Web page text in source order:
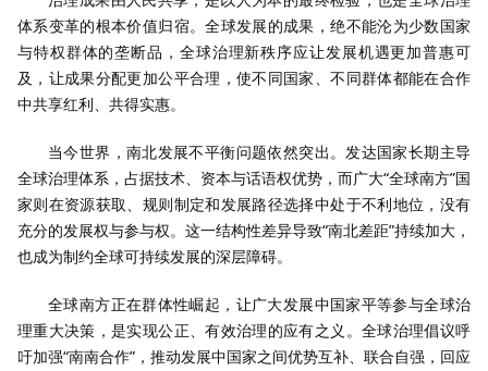
体系变革的根本价值归宿。全球发展的成果，绝不能沦为少数国家
与特权群体的垄断品，全球治理新秩序应让发展机遇更加普惠可
及，让成果分配更加公平合理，使不同国家、不同群体都能在合作
中共享红利、共得实惠。
当今世界，南北发展不平衡问题依然突出。发达国家长期主导
全球治理体系，占据技术、资本与话语权优势，而广大“全球南方”国
家则在资源获取、规则制定和发展路径选择中处于不利地位，没有
充分的发展权与参与权。这一结构性差异导致“南北差距”持续加大，
也成为制约全球可持续发展的深层障碍。
全球南方正在群体性崛起，让广大发展中国家平等参与全球治
理重大决策，是实现公正、有效治理的应有之义。全球治理倡议呼
吁加强“南南合作”，推动发展中国家之间优势互补、联合自强，回应